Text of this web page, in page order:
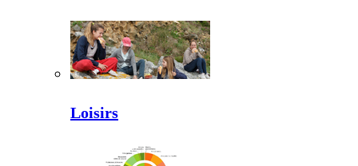
Loisirs